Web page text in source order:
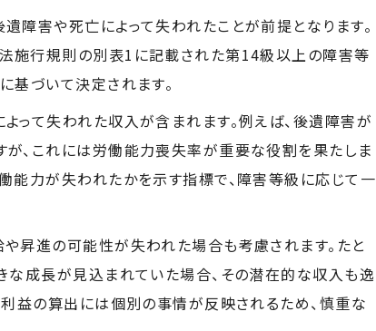
障害や死亡によって失われたことが前提となります。
施行規則の別表1に記載された第14級以上の障害等
基づいて決定されます。
って失われた収入が含まれます。例えば、後遺障害が
、これには労働能力喪失率が重要な役割を果たしま
能力が失われたかを示す指標で、障害等級に応じて一
昇進の可能性が失われた場合も考慮されます。たと
な成長が見込まれていた場合、その潜在的な収入も逸
利益の算出には個別の事情が反映されるため、慎重な